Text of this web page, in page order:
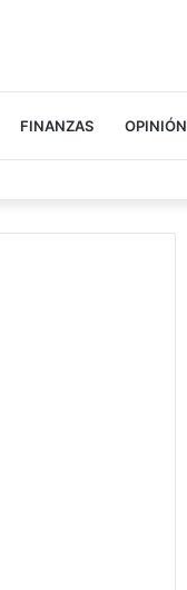
FINANZAS OPINIÓN